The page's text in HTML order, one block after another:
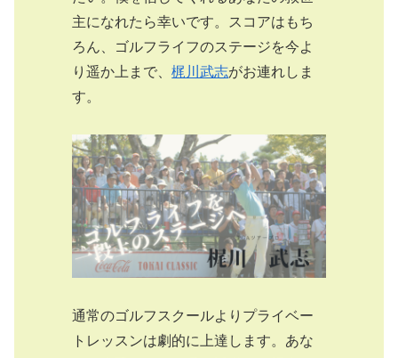
主になれたら幸いです。スコアはもち
ろん、ゴルフライフのステージを今よ
り遥か上まで、梶川武志がお連れしま
す。
通常のゴルフスクールよりプライベー
トレッスンは劇的に上達します。あな